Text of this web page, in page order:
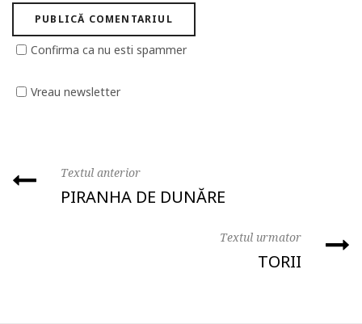
Confirma ca nu esti spammer
Vreau newsletter
Textul anterior
PIRANHA DE DUNĂRE
Textul urmator
TORII